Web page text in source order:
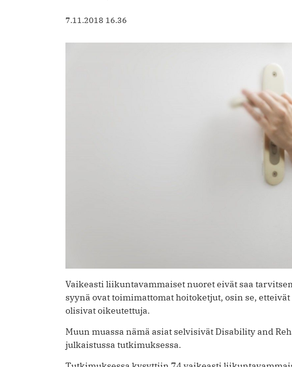
7.11.2018 16.36
Vaikeasti liikuntavammaiset nuoret eivät saa
syynä ovat toimimattomat hoitoketjut, osin se,
olisivat oikeutettuja.
Muun muassa nämä asiat selvisivät Disability and
julkaistussa tutkimuksessa.